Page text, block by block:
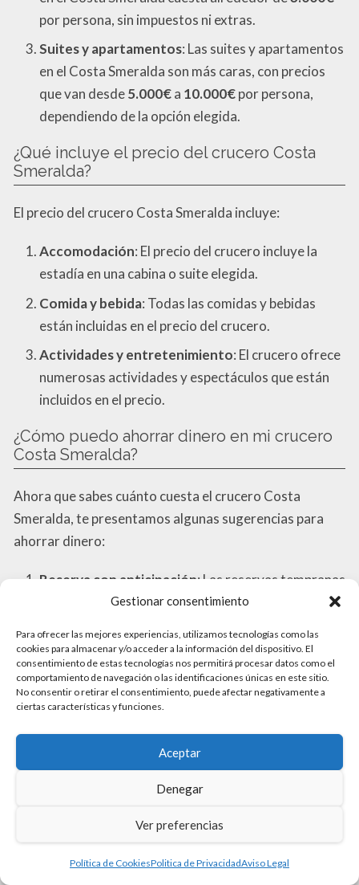
Gestionar consentimiento
Para ofrecer las mejores experiencias, utilizamos tecnologías como las
cookies para almacenar y/o acceder a la información del dispositivo. El
consentimiento de estas tecnologías nos permitirá procesar datos como el
comportamiento de navegación o las identificaciones únicas en este sitio.
No consentir o retirar el consentimiento, puede afectar negativamente a
ciertas características y funciones.
Aceptar
Denegar
Ver preferencias
Política de CookiesPolitica de PrivacidadAviso Legal
por persona, sin impuestos ni extras.
Suites y apartamentos: Las suites y apartamentos
en el Costa Smeralda son más caras, con precios
que van desde5.000€a 10.000€por persona,
dependiendo de la opción elegida.
¿Qué incluye el precio del crucero Costa
Smeralda?
El precio del crucero Costa Smeralda incluye:
Accomodación: El precio del crucero incluye la
estadía en una cabina o suite elegida.
Comida y bebida: Todas las comidas y bebidas
están incluidas en el precio del crucero.
Actividades y entretenimiento: El crucero ofrece
numerosas actividades y espectáculos que están
incluidos en el precio.
¿Cómo puedo ahorrar dinero en mi crucero
Costa Smeralda?
Ahora que sabes cuánto cuesta el crucero Costa
Smeralda, te presentamos algunas sugerencias para
ahorrar dinero:
Reserva con anticipación: Las reservas tempranas
suelen incluir descuentos y promociones.
Opta por cabina interior: Las cabinas interiores
son más económicas que las cabinas con vista al
mar.
Crucero fuera de temporada
¿Cuál es el barco más moderno de
Costa Cruceros?